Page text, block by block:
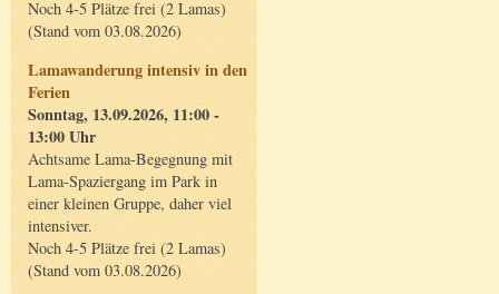
Noch 4-5 Plätze frei (2 Lamas)
(Stand vom 03.08.2026)
Lamawanderung intensiv in den
Ferien
Sonntag, 13.09.2026, 11:00 -
13:00 Uhr
Achtsame Lama-Begegnung mit
Lama-Spaziergang im Park in
einer kleinen Gruppe, daher viel
intensiver.
Noch 4-5 Plätze frei (2 Lamas)
(Stand vom 03.08.2026)